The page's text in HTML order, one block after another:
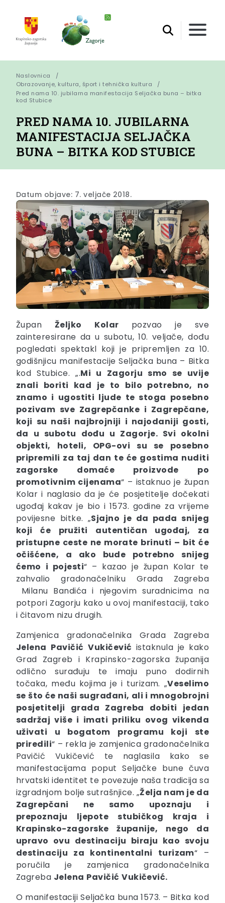
Naslovnica
Obrazovanje, kultura, šport i tehnička kultura
Pred nama 10. jubilarna manifestacija Seljačka buna – bitka
kod Stubice
PRED NAMA 10. JUBILARNA
MANIFESTACIJA SELJAČKA
BUNA – BITKA KOD STUBICE
Datum objave: 7. veljače 2018.
Župan Željko Kolar pozvao je sve
zainteresirane da u subotu, 10. veljače, dođu
pogledati spektakl koji je pripremljen za 10.
godišnjicu manifestacije Seljačka buna – Bitka
kod Stubice. „.Mi u Zagorju smo se uvije
znali boriti kad je to bilo potrebno, no
znamo i ugostiti ljude te stoga posebno
pozivam sve Zagrepčanke i Zagrepčane,
koji su naši najbrojniji i najodaniji gosti,
da u subotu dođu u Zagorje. Svi okolni
objekti, hoteli, OPG-ovi su se posebno
pripremili za taj dan te će gostima nuditi
zagorske domaće proizvode po
promotivnim cijenama“ – istaknuo je župan
Kolar i naglasio da je će posjetitelje dočekati
ugođaj kakav je bio i 1573. godine za vrijeme
povijesne bitke. „Sjajno je da pada snijeg
koji će pružiti autentičan ugođaj, za
pristupne ceste ne morate brinuti – bit će
očišćene, a ako bude potrebno snijeg
ćemo i pojesti“ – kazao je župan Kolar te
zahvalio gradonačelniku Grada Zagreba
Milanu Bandića i njegovim suradnicima na
potpori Zagorju kako u ovoj manifestaciji, tako
i čitavom nizu drugih.
Zamjenica gradonačelnika Grada Zagreba
Jelena Pavičić Vukičević istaknula je kako
Grad Zagreb i Krapinsko-zagorska županija
odlično surađuju te imaju puno dodirnih
točaka, među kojima je i turizam. „Veselimo
se što će naši sugrađani, ali i mnogobrojni
posjetitelji grada Zagreba dobiti jedan
sadržaj više i imati priliku ovog vikenda
uživati u bogatom programu koji ste
priredili“ – rekla je zamjenica gradonačelnika
Pavičić Vukičević te naglasila kako se
manifestacijama poput Seljačke bune čuva
hrvatski identitet te povezuje naša tradicija sa
izgradnjom bolje sutrašnjice. „Želja nam je da
Zagrepčani ne samo upoznaju i
prepoznaju ljepote stubičkog kraja i
Krapinsko-zagorske županije, nego da
upravo ovu destinaciju biraju kao svoju
destinaciju za kontinentalni turizam“ –
poručila je zamjenica gradonačelnika
Zagreba Jelena Pavičić Vukičević.
O manifestaciji Seljačka buna 1573. – Bitka kod